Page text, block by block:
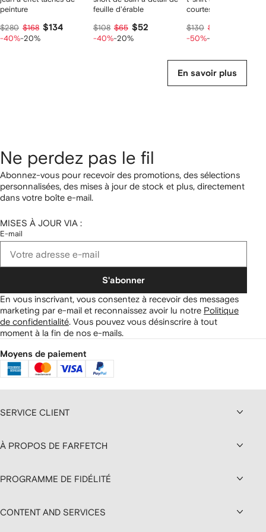
peinture
$280 $168 $134
-40%-20%
feuille d'érable
$108 $65 $52
-40%-20%
courtes
$130 $65
-50%-20%
En savoir plus
Ne perdez pas le fil
Abonnez-vous pour recevoir des promotions, des sélections
personnalisées, des mises à jour de stock et plus, directement
dans votre boîte e-mail.
MISES À JOUR VIA :
E-mail
S'abonner
En vous inscrivant, vous consentez à recevoir des messages
marketing par e-mail et reconnaissez avoir lu notre Politique
de confidentialité. Vous pouvez vous désinscrire à tout
moment à la fin de nos e-mails.
Moyens de paiement
SERVICE CLIENT
À PROPOS DE FARFETCH
PROGRAMME DE FIDÉLITÉ
CONTENT AND SERVICES